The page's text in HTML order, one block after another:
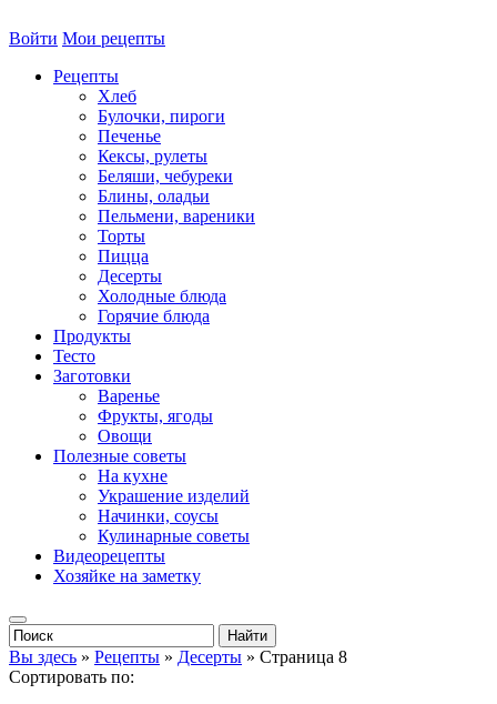
Войти Мои рецепты
Рецепты
Хлеб
Булочки, пироги
Печенье
Кексы, рулеты
Беляши, чебуреки
Блины, оладьи
Пельмени, вареники
Торты
Пицца
Десерты
Холодные блюда
Горячие блюда
Продукты
Тесто
Заготовки
Варенье
Фрукты, ягоды
Овощи
Полезные советы
На кухне
Украшение изделий
Начинки, соусы
Кулинарные советы
Видеорецепты
Хозяйке на заметку
Вы здесь » Рецепты » Десерты » Страница 8
Сортировать по: